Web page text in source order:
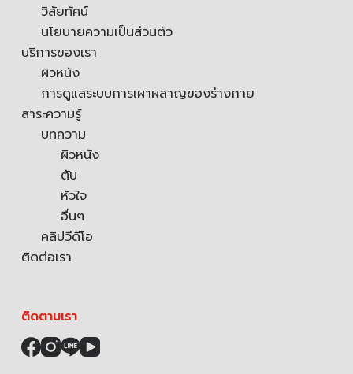
วิสัยทัศน์
นโยบายความเป็นส่วนตัว
บริการของเรา
ผิวหนัง
การดูแลระบบการเผาผลาญของร่างกาย
สาระความรู้
บทความ
ผิวหนัง
ตับ
หัวใจ
อื่นๆ
คลิปวีดีโอ
ติดต่อเรา
ติดตามเรา